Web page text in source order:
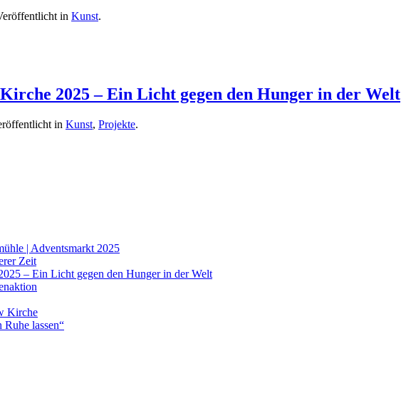
in Kunst.
2025 – Ein Licht gegen den Hunger in der Welt
in Kunst, Projekte.
| Adventsmarkt 2025
Zeit
– Ein Licht gegen den Hunger in der Welt
Kirche
lassen“